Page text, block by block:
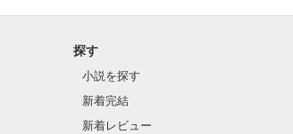
探す
小説を探す
新着完結
新着レビュー